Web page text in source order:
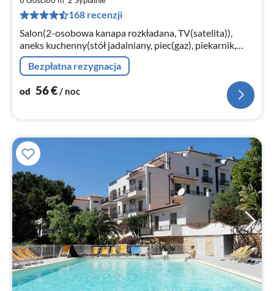
168 recenzji
Salon(2-osobowa kanapa rozkładana, TV(satelita)),
aneks kuchenny(stół jadalniany, piec(gaz), piekarnik,
kuchenka mikrofalowa, lodówko-zamrażarka)
Bezpłatna rezygnacja
od 56€/ noc